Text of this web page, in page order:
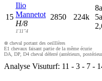
15
Ilio
Mannetot
H/8
1'11"4
2850 224k
8a
5a
⊗ cheval portant des oeilllères
E1 chevaux faisant partie de la même écurie
DA, DP, D4 cheval déferré (antérieurs,
Analyse Visuturf: 11 - 3 - 7 -